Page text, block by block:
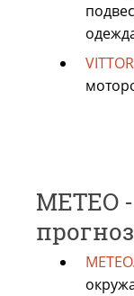
METEO